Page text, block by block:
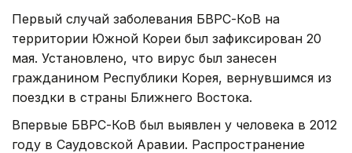
Первый случай заболевания БВРС-КоВ на
территории Южной Кореи был зафиксирован 20
мая. Установлено, что вирус был занесен
гражданином Республики Корея, вернувшимся из
поездки в страны Ближнего Востока.
Впервые БВРС-КоВ был выявлен у человека в 2012
году в Саудовской Аравии. Распространение